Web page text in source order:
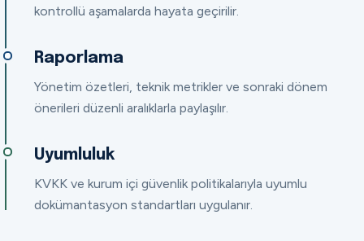
kontrollü aşamalarda hayata geçirilir.
Raporlama
Yönetim özetleri, teknik metrikler ve sonraki dönem
önerileri düzenli aralıklarla paylaşılır.
Uyumluluk
KVKK ve kurum içi güvenlik politikalarıyla uyumlu
dokümantasyon standartları uygulanır.